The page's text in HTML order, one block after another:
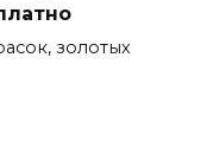
золотых